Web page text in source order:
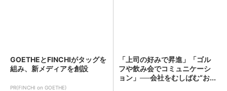
GOETHEとFINCHIがタッグを
組み、新メディアを創設
PR(FINCHI on GOETHE)
「上司の好みで昇進」「ゴル
フや飲み会でコミュニケーシ
ョン」──会社をむしばむ“お...